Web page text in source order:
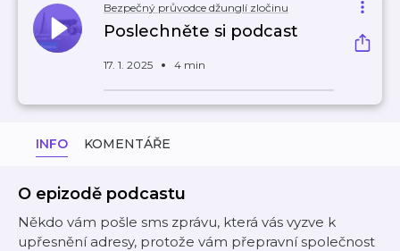
Bezpečný průvodce džunglí zločinu
Poslechněte si podcast
17. 1. 2025 4 min
INFO KOMENTÁŘE
O epizodě podcastu
Někdo vám pošle sms zprávu, která vás vyzve k
upřesnění adresy, protože vám přepravní společnost